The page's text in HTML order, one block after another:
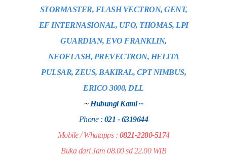
STORMASTER, FLASH VECTRON, GENT,
EF INTERNASIONAL, UFO, THOMAS, LPI
GUARDIAN, EVO FRANKLIN,
NEOFLASH, PREVECTRON, HELITA
PULSAR, ZEUS, BAKIRAL, CPT NIMBUS,
ERICO 3000, DLL
~ Hubungi Kami ~
Phone : 021 - 6319644
Mobile / Whatapps : 0821-2280-5174
Buka dari Jam 08.00 sd 22.00 WIB